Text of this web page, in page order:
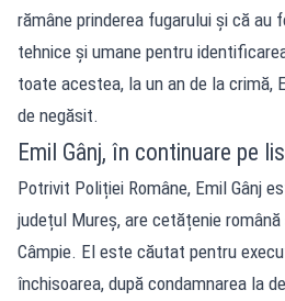
rămâne prinderea fugarului și că
tehnice și umane pentru
toate acestea, la un an de la crimă,
de negăsit.
Emil Gânj, în continuare pe
Potrivit Poliției Române, Emil Gânj
județul Mureș, are cetățenie
Câmpie. El este căutat pentru
închisoarea, după condamnarea la